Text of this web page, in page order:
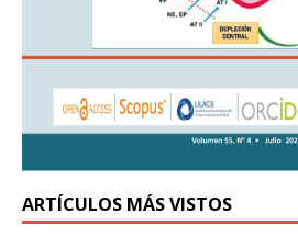
ARTÍCULOS MÁS VISTOS